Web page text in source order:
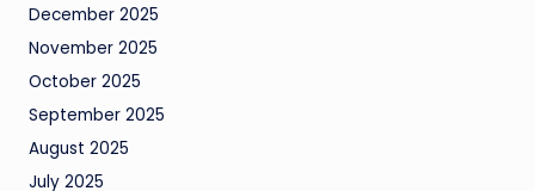
December 2025
November 2025
October 2025
September 2025
August 2025
July 2025